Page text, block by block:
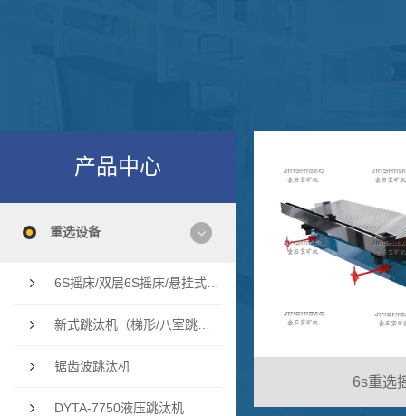
设备、磨矿及筛分设备、搅拌设
备、制砂设备等
验经过多道严
产品中心
重选设备
锯齿波跳汰机
DYTA-7750液压跳汰机
6s重选